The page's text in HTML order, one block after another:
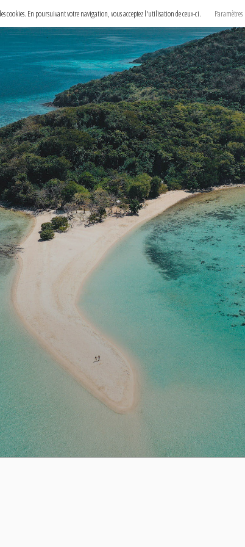
cookies. En poursuivant votre navigation, vous acceptez l'utilisation de ceux-ci. Paramètres